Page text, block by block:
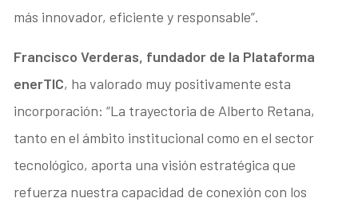
más innovador, eficiente y responsable”.
Francisco Verderas, fundador de la Plataforma
enerTIC, ha valorado muy positivamente esta
incorporación: “La trayectoria de Alberto Retana,
tanto en el ámbito institucional como en el sector
tecnológico, aporta una visión estratégica que
refuerza nuestra capacidad de conexión con los